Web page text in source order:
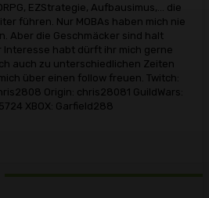
EZStrategie, Aufbausimus,... die
führen. Nur MOBAs haben mich nie
Aber die Geschmäcker sind halt
Interesse habt dürft ihr mich gerne
auch zu unterschiedlichen Zeiten
über einen follow freuen. Twitch:
Origin: chris28081 GuildWars:
XBOX: Garfield288